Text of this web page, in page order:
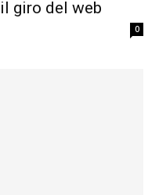
giro del web
0